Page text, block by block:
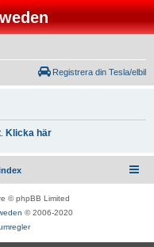
Registrera din Tesla/elbil
Klicka här
© phpBB Limited
© 2006-2020